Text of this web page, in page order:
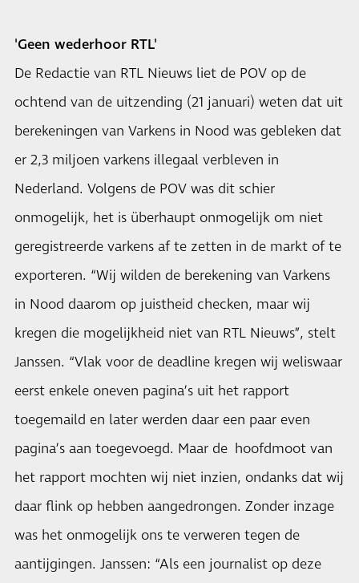
'Geen wederhoor RTL'
De Redactie van RTL Nieuws liet de POV op de
ochtend van de uitzending (21 januari) weten dat uit
berekeningen van Varkens in Nood was gebleken dat
er 2,3 miljoen varkens illegaal verbleven in
Nederland. Volgens de POV was dit schier
onmogelijk, het is überhaupt onmogelijk om niet
geregistreerde varkens af te zetten in de markt of te
exporteren. “Wij wilden de berekening van Varkens
in Nood daarom op juistheid checken, maar wij
kregen die mogelijkheid niet van RTL Nieuws”, stelt
Janssen. “Vlak voor de deadline kregen wij weliswaar
eerst enkele oneven pagina’s uit het rapport
toegemaild en later werden daar een paar even
pagina’s aan toegevoegd. Maar de hoofdmoot van
het rapport mochten wij niet inzien, ondanks dat wij
daar flink op hebben aangedrongen. Zonder inzage
was het onmogelijk ons te verweren tegen de
aantijgingen. Janssen: “Als een journalist op deze